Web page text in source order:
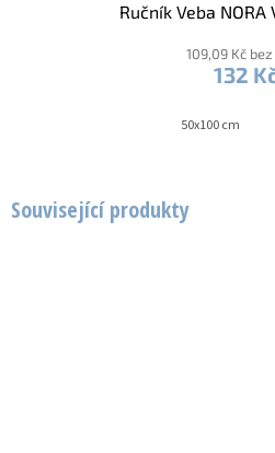
Související produkty
Ručník Veba
109,09 Kč bez
132
50x100 cm